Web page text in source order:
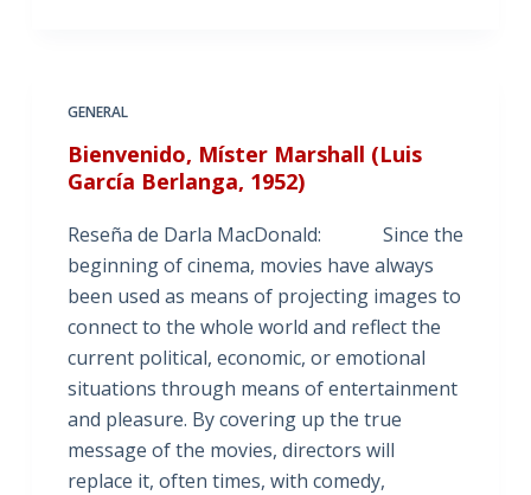
GENERAL
Bienvenido, Míster Marshall (Luis
García Berlanga, 1952)
Reseña de Darla MacDonald: Since the
beginning of cinema, movies have always
been used as means of projecting images to
connect to the whole world and reflect the
current political, economic, or emotional
situations through means of entertainment
and pleasure. By covering up the true
message of the movies, directors will
replace it, often times, with comedy,